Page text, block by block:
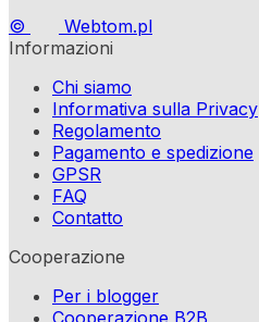
©
Webtom.pl
Informazioni
Chi siamo
Informativa sulla Privacy
Regolamento
Pagamento e spedizione
GPSR
FAQ
Contatto
Cooperazione
Per i blogger